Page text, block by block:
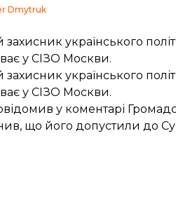
Dmytruk
захисник українського
у СІЗО Москви.
захисник українського
у СІЗО Москви.
у коментарі
що його допустили до